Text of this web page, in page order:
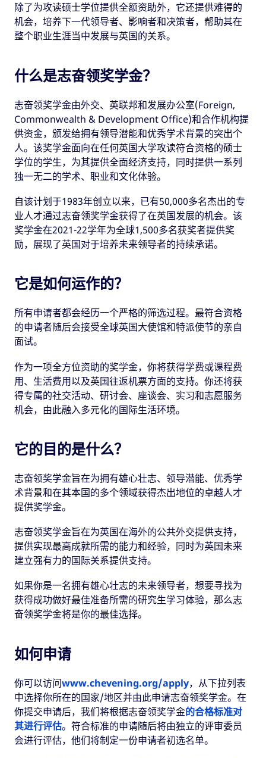
除了为攻读硕士学位提供全额资助外，它还提供难得的
机会，培养下一代领导者、影响者和决策者，帮助其在
整个职业生涯当中发展与英国的关系。
什么是志奋领奖学金？
志奋领奖学金由外交、英联邦和发展办公室(Foreign,
Commonwealth & Development Office)和合作机构提
供资金，颁发给拥有领导潜能和优秀学术背景的突出个
人。该奖学金面向在任何英国大学攻读符合资格的硕士
学位的学生，为其提供全面经济支持，同时提供一系列
独一无二的学术、职业和文化体验。
自该计划于1983年创立以来，已有50,000多名杰出的专
业人才通过志奋领奖学金获得了在英国发展的机会。该
奖学金在2021-22学年为全球1,500多名获奖者提供奖
励，展现了英国对于培养未来领导者的持续承诺。
它是如何运作的？
所有申请者都会经历一个严格的筛选过程。最符合资格
的申请者随后会接受全球英国大使馆和特派使节的亲自
面试。
作为一项全方位资助的奖学金，你将获得学费或课程费
用、生活费用以及英国往返机票方面的支持。你还将获
得专属的社交活动、研讨会、座谈会、实习和志愿服务
机会，由此融入多元化的国际生活环境。
它的目的是什么？
志奋领奖学金旨在为拥有雄心壮志、领导潜能、优秀学
术背景和在其本国的多个领域获得杰出地位的卓越人才
提供奖学金。
志奋领奖学金旨在为英国在海外的公共外交提供支持，
提供实现最高成就所需的能力和经验，同时为英国未来
建立强有力的国际关系提供支持。
如果你是一名拥有雄心壮志的未来领导者，想要寻找为
获得成功做好最佳准备所需的研究生学习体验，那么志
奋领奖学金将是你的最佳选择。
如何申请
你可以访问www.chevening.org/apply，从下拉列表
中选择你所在的国家/地区并由此申请志奋领奖学金。在
你提交申请后，我们将根据志奋领奖学金的合格标准对
其进行评估。符合标准的申请随后将由独立的评审委员
会进行评估，他们将制定一份申请者初选名单。